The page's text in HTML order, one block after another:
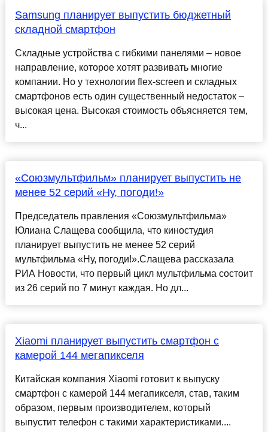
Samsung планирует выпустить бюджетный
складной смартфон
Складные устройства с гибкими панелями – новое
направление, которое хотят развивать многие
компании. Но у технологии flex-screen и складных
смартфонов есть один существенный недостаток –
высокая цена. Высокая стоимость объясняется тем,
ч...
«Союзмультфильм» планирует выпустить не
менее 52 серий «Ну, погоди!»
Председатель правления «Союзмультфильма»
Юлиана Слащева сообщила, что киностудия
планирует выпустить не менее 52 серий
мультфильма «Ну, погоди!».Слащева рассказала
РИА Новости, что первый цикл мультфильма состоит
из 26 серий по 7 минут каждая. Но дл...
Xiaomi планирует выпустить смартфон с
камерой 144 мегапикселя
Китайская компания Xiaomi готовит к выпуску
смартфон с камерой 144 мегапикселя, став, таким
образом, первым производителем, который
выпустит телефон с такими характеристиками....